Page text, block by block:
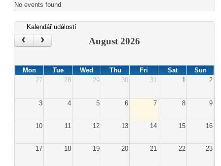
No events found
Kalendář událostí
‹ › August 2026
Mon Tue Wed Thu Fri Sat
Sun
27
28 29 30 31 1 2
3 4 5 6 7 8 9
10 11 12 13 14 15 16
17 18 19 20 21 22 23